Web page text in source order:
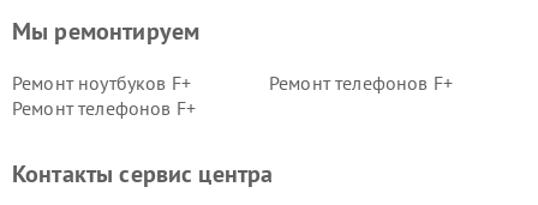
Мы ремонтируем
Ремонт ноутбуков F+
Ремонт телефонов F+
Ремонт телефонов F+
Контакты сервис центра